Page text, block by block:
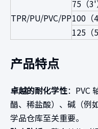
TPR/PU/PVC/PP
75（3'
100（
125（
产品特点
卓越的耐化学性：PVC
醋、稀盐酸）、碱（例
学品仓库至关重要。